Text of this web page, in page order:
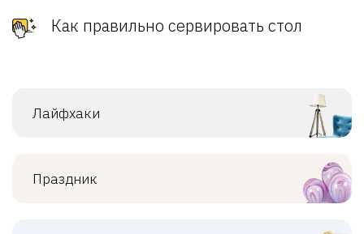
Как правильно сервировать стол
Лайфхаки
Праздник